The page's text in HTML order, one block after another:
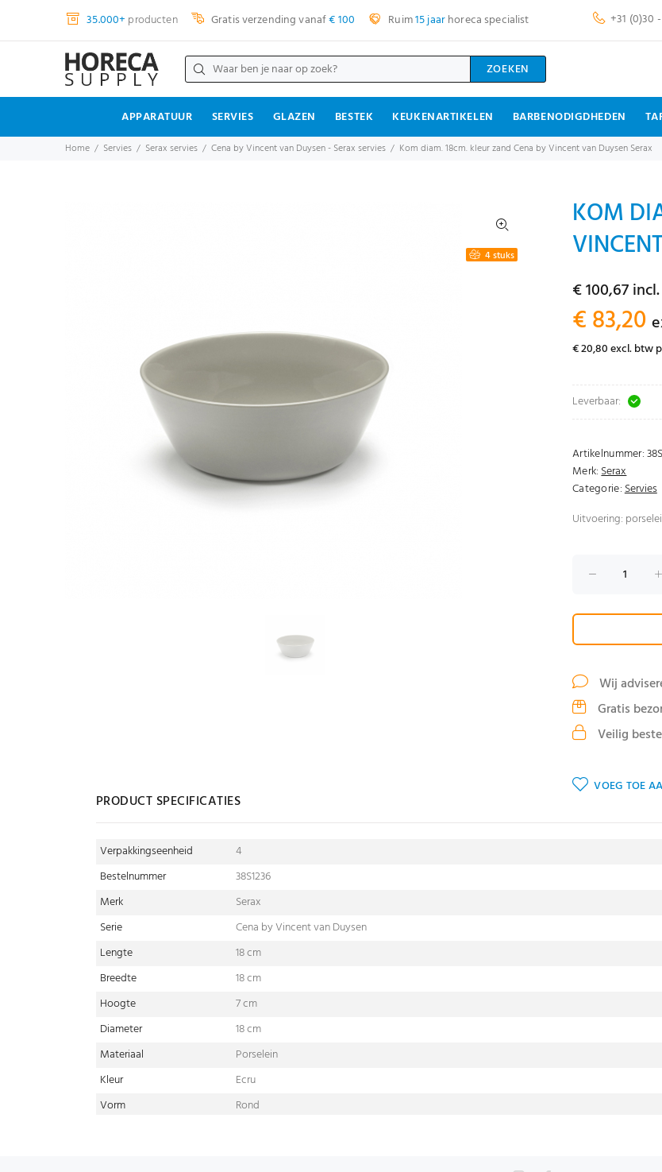
35.000+ producten Gratis verzending vanaf€ 100 Ruim15 jaarhoreca specialist +31 (0)30
ZOEKEN
APPARATUUR SERVIES GLAZEN BESTEK KEUKENARTIKELEN BARBENODIGDHEDEN
Home Servies Serax servies Cena by Vincent van Duysen - Serax servies Kom diam. 18cm. kleur zand Cena by Vincent van Duysen Serax
4 stuks
KOM
€ 100,67
€ 83,20
€ 20,80 excl. btw
Leverbaar:
Artikelnummer:
Merk:Serax
Categorie:Servies
Uitvoering:
Wij
Gratis
Veilig
VOEG TOE
PRODUCT SPECIFICATIES
Verpakkingseenheid
4
Bestelnummer
38S1236
Merk
Serax
Serie
Cena by Vincent van Duysen
Lengte
18 cm
Breedte
18 cm
Hoogte
7 cm
Diameter
18 cm
Materiaal
Porselein
Kleur
Ecru
Vorm
Rond